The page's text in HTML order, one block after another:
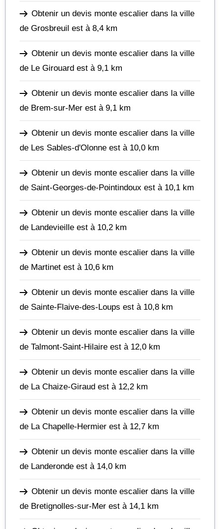
Obtenir un devis monte escalier dans la ville
de Grosbreuil est à 8,4 km
Obtenir un devis monte escalier dans la ville
de Le Girouard est à 9,1 km
Obtenir un devis monte escalier dans la ville
de Brem-sur-Mer est à 9,1 km
Obtenir un devis monte escalier dans la ville
de Les Sables-d'Olonne est à 10,0 km
Obtenir un devis monte escalier dans la ville
de Saint-Georges-de-Pointindoux est à 10,1 km
Obtenir un devis monte escalier dans la ville
de Landevieille est à 10,2 km
Obtenir un devis monte escalier dans la ville
de Martinet est à 10,6 km
Obtenir un devis monte escalier dans la ville
de Sainte-Flaive-des-Loups est à 10,8 km
Obtenir un devis monte escalier dans la ville
de Talmont-Saint-Hilaire est à 12,0 km
Obtenir un devis monte escalier dans la ville
de La Chaize-Giraud est à 12,2 km
Obtenir un devis monte escalier dans la ville
de La Chapelle-Hermier est à 12,7 km
Obtenir un devis monte escalier dans la ville
de Landeronde est à 14,0 km
Obtenir un devis monte escalier dans la ville
de Bretignolles-sur-Mer est à 14,1 km